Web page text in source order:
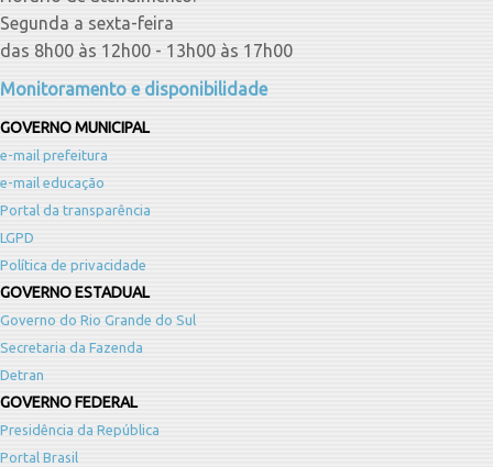
Segunda a sexta-feira
das 8h00 às 12h00 - 13h00 às 17h00
Monitoramento e disponibilidade
GOVERNO MUNICIPAL
e-mail prefeitura
e-mail educação
Portal da transparência
LGPD
Política de privacidade
GOVERNO ESTADUAL
Governo do Rio Grande do Sul
Secretaria da Fazenda
Detran
GOVERNO FEDERAL
Presidência da República
Portal Brasil